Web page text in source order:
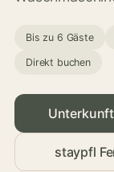
Bis zu 6 Gäste
Direkt buchen
staypfl